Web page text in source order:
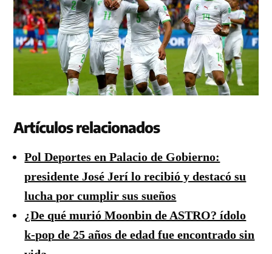
Artículos relacionados
Pol Deportes en Palacio de Gobierno:
presidente José Jerí lo recibió y destacó su
lucha por cumplir sus sueños
¿De qué murió Moonbin de ASTRO? ídolo
k-pop de 25 años de edad fue encontrado sin